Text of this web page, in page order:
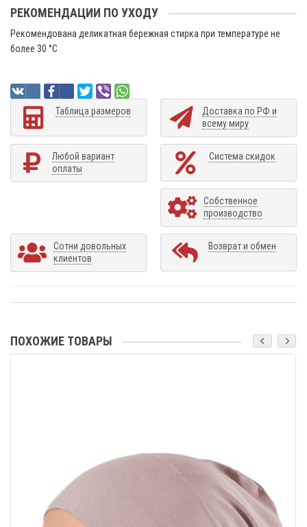
РЕКОМЕНДАЦИИ ПО УХОДУ
Рекомендована деликатная бережная стирка при температуре не
более 30 °C
Таблица размеров
Доставка по РФ и
всему миру
Любой вариант
оплаты
Система скидок
Собственное
производство
Сотни довольных
клиентов
Возврат и обмен
ПОХОЖИЕ ТОВАРЫ